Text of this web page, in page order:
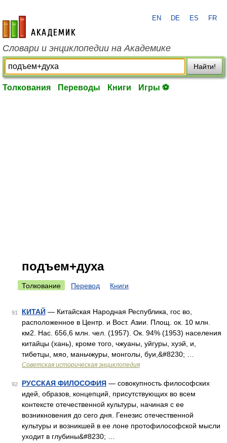
academic.ru
EN DE ES FR
Словари и энциклопедии на Академике
Найти!
Толкования Переводы Книги Игры ⚽
подъем+духа
Толкование Перевод Книги
91 КИТАЙ — Китайская Народная Республика, гос во,
расположенное в Центр. и Вост. Азии. Площ. ок. 10 млн.
км2. Нас. 656,6 млн. чел. (1957). Ок. 94% (1953) населения
китайцы (хань), кроме того, чжуаны, уйгуры, хуэй, и,
тибетцы, мяо, маньчжуры, монголы, буи,&#8230; …
Советская историческая энциклопедия
92 РУССКАЯ ФИЛОСОФИЯ — совокупность философских
идей, образов, концепций, присутствующих во всем
контексте отечественной культуры, начиная с ее
возникновения до сего дня. Генезис отечественной
культуры и возникшей в ее лоне протофилософской мысли
уходит в глубины&#8230; …